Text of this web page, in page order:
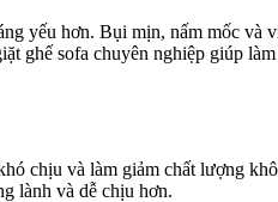
yếu hơn. Bụi mịn, nấm mốc và
ghế sofa chuyên nghiệp giúp
chịu và làm giảm chất lượng
lành và dễ chịu hơn.